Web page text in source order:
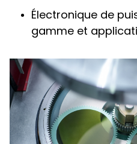
Électronique de
gamme et